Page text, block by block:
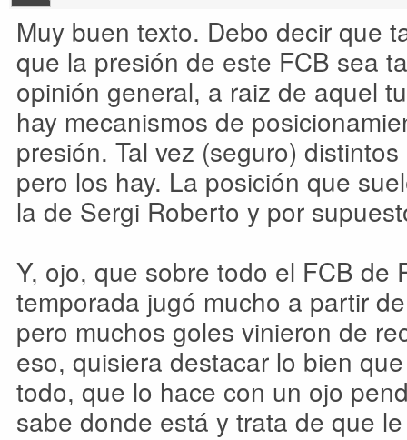
Muy buen texto. Debo decir que
que la presión de este FCB sea
opinión general, a raiz de aquel
hay mecanismos de
presión. Tal vez (seguro)
pero los hay. La posición que
la de Sergi Roberto y por
Y, ojo, que sobre todo el FCB de
temporada jugó mucho a partir
pero muchos goles vinieron de
eso, quisiera destacar lo bien
todo, que lo hace con un ojo
sabe donde está y trata de que